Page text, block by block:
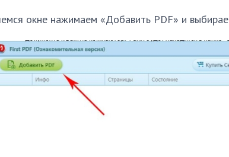
окне нажимаем «Добавить PDF» и